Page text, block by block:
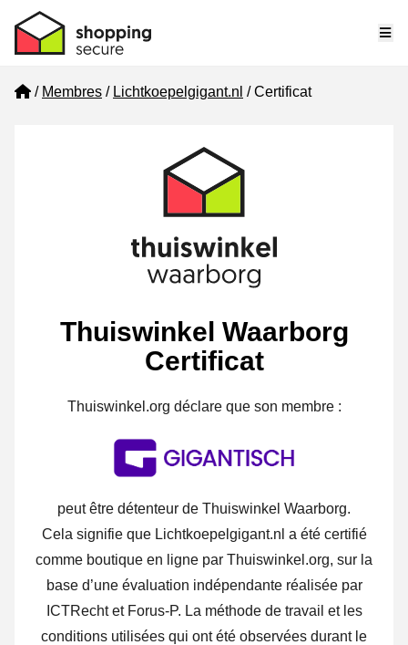
Home
Membres Lichtkoepelgigant.nl Certificat
Thuiswinkel Waarborg
Certificat
Thuiswinkel.org déclare que son membre :
peut être détenteur de Thuiswinkel Waarborg.
Cela signifie que Lichtkoepelgigant.nl a été certifié
comme boutique en ligne par Thuiswinkel.org, sur la
base d’une évaluation indépendante réalisée par
ICTRecht et Forus-P. La méthode de travail et les
conditions utilisées qui ont été observées durant le